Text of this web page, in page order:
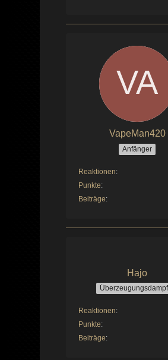
VapeMan420
Anfänger
Reaktionen
Punkte
Beiträge
Hajo
Reaktionen
Punkte
Beiträge